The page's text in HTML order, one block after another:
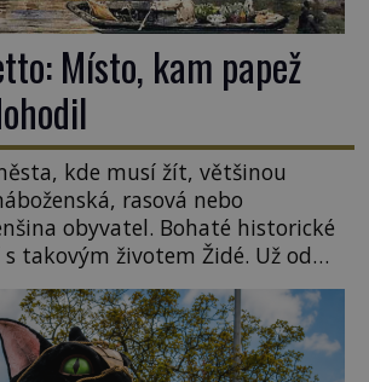
Místo, kam papež
kde musí žít, většinou
rasová nebo
obyvatel. Bohaté historické
takovým životem Židé. Už od
v každou chvíli nuceni v
ty nejslavnější patří i římské
v roce 1555. Pokud jde o vztah
se Řím čím chlubit. […]